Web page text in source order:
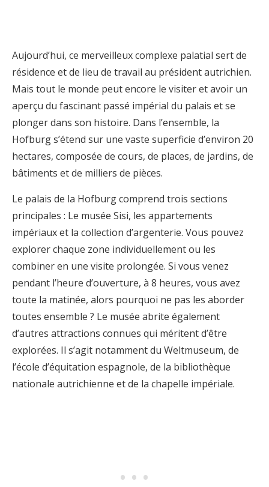
Aujourd’hui, ce merveilleux complexe palatial sert de
résidence et de lieu de travail au président autrichien.
Mais tout le monde peut encore le visiter et avoir un
aperçu du fascinant passé impérial du palais et se
plonger dans son histoire. Dans l’ensemble, la
Hofburg s’étend sur une vaste superficie d’environ 20
hectares, composée de cours, de places, de jardins, de
bâtiments et de milliers de pièces.
Le palais de la Hofburg comprend trois sections
principales : Le musée Sisi, les appartements
impériaux et la collection d’argenterie. Vous pouvez
explorer chaque zone individuellement ou les
combiner en une visite prolongée. Si vous venez
pendant l’heure d’ouverture, à 8 heures, vous avez
toute la matinée, alors pourquoi ne pas les aborder
toutes ensemble ? Le musée abrite également
d’autres attractions connues qui méritent d’être
explorées. Il s’agit notamment du Weltmuseum, de
l’école d’équitation espagnole, de la bibliothèque
nationale autrichienne et de la chapelle impériale.